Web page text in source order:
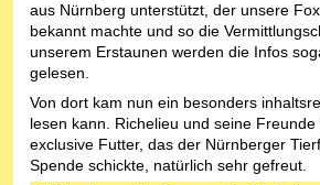
aus Nürnberg unterstützt, der unsere
bekannt machte und so die
unserem Erstaunen werden die Infos
gelesen.
Von dort kam nun ein besonders
lesen kann. Richelieu und seine
exclusive Futter, das der Nürnberger
Spende schickte, natürlich sehr gefreut.